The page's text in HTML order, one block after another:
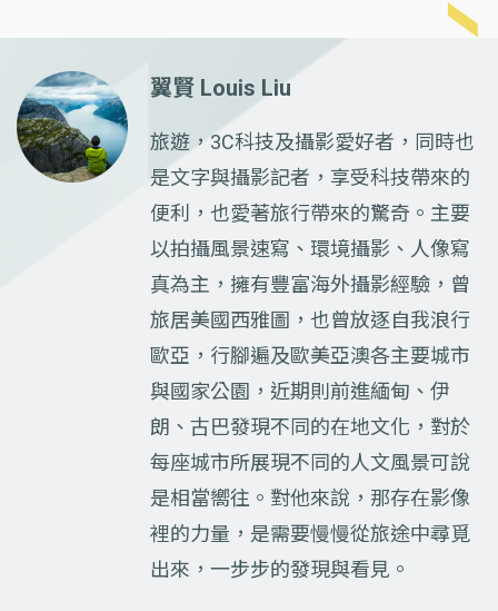
翼賢 Louis Liu
旅遊，3C科技及攝影愛好者，同時也
是文字與攝影記者，享受科技帶來的
便利，也愛著旅行帶來的驚奇。主要
以拍攝風景速寫、環境攝影、人像寫
真為主，擁有豐富海外攝影經驗，曾
旅居美國西雅圖，也曾放逐自我浪行
歐亞，行腳遍及歐美亞澳各主要城市
與國家公園，近期則前進緬甸、伊
朗、古巴發現不同的在地文化，對於
每座城市所展現不同的人文風景可說
是相當嚮往。對他來說，那存在影像
裡的力量，是需要慢慢從旅途中尋覓
出來，一步步的發現與看見。